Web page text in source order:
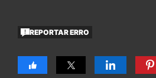
REPORTAR ERRO